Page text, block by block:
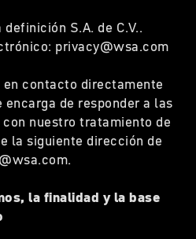
S.A. de C.V..
privacy@wsa.com
en contacto directamente
encarga de responder a las
nuestro tratamiento de
la siguiente dirección de
la finalidad y la base